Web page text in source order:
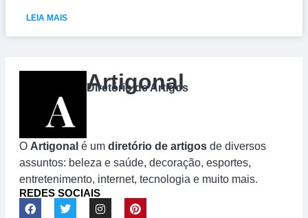
LEIA MAIS
Artigonal
Diretório de Artigos
O Artigonal é um diretório de artigos de diversos
assuntos: beleza e saúde, decoração, esportes,
entretenimento, internet, tecnologia e muito mais.
REDES SOCIAIS